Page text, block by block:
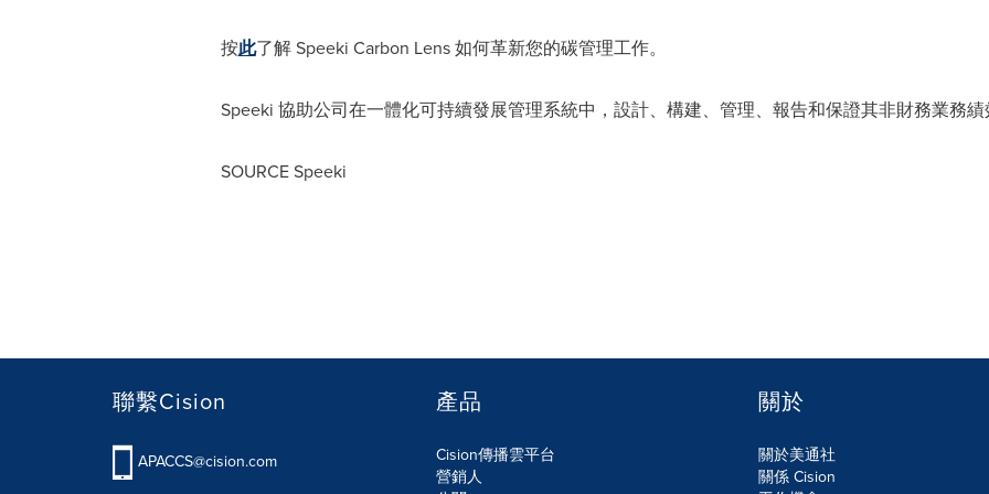
按此了解 Speeki Carbon Lens 如何革新您的碳管理工作。
Speeki 協助公司在一體化可持續發展管理系統中，設計、構建、管理、報告和保證其非財務業務績
SOURCE Speeki
聯繫Cision
APACCS@cision.com
產品
Cision傳播雲平台
營銷人
關於
關於美通社
關係 Cision